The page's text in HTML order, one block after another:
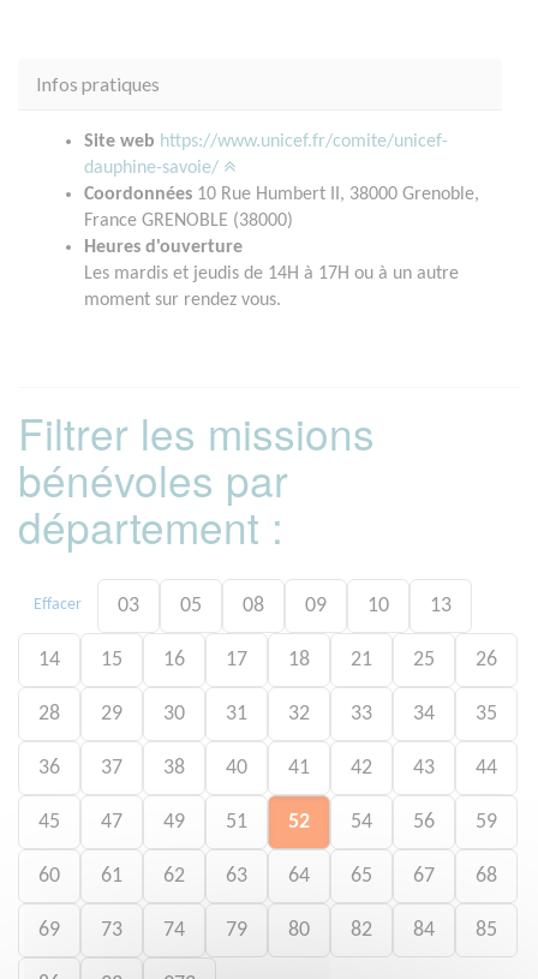
Infos pratiques
Site web https://www.unicef.fr/comite/unicef-
dauphine-savoie/
Coordonnées 10 Rue Humbert II, 38000 Grenoble,
France GRENOBLE (38000)
Heures d'ouverture
Les mardis et jeudis de 14H à 17H ou à un autre
moment sur rendez vous.
Filtrer les missions
bénévoles par
département :
Effacer 03 05 08 09 10 13
14 15 16 17 18 21 25 26
28 29 30 31 32 33 34 35
36 37 38 40 41 42 43 44
45 47 49 51 52 54 56 59
60 61 62 63 64 65 67 68
69 73 74 79 80 82 84 85